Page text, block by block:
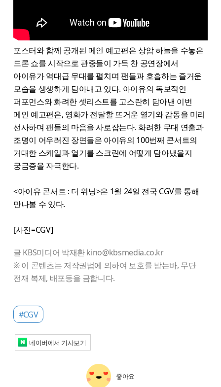
포스터와 함께 공개된 메인 예고편은 상암 하늘을 수놓은
드론 쇼를 시작으로 관중들이 가득 찬 공연장에서
아이유가 역대급 무대를 펼치며 팬들과 호흡하는 즐거운
모습을 생생하게 담아내고 있다. 아이유의 독보적인
퍼포먼스와 화려한 셋리스트를 고스란히 담아낸 이번
메인 예고편은, 영화가 전달할 뜨거운 열기와 감동을 미리
선사하며 팬들의 마음을 사로잡는다. 화려한 무대 연출과
조명이 어우러진 장면들은 아이유의 100번째 콘서트의
거대한 스케일과 열기를 스크린에 어떻게 담아냈을지
궁금증을 자극한다.
<아이유 콘서트 : 더 위닝>은 1월 24일 전국 CGV를 통해
만나볼 수 있다.
[사진=CGV]
글 KBS미디어 박재환 kino@kbsmedia.co.kr
※ 이 콘텐츠는 저작권법에 의하여 보호를 받는바, 무단
전재 복제, 배포등을 금합니다.
#CGV
네이버에서 기사보기
좋아요